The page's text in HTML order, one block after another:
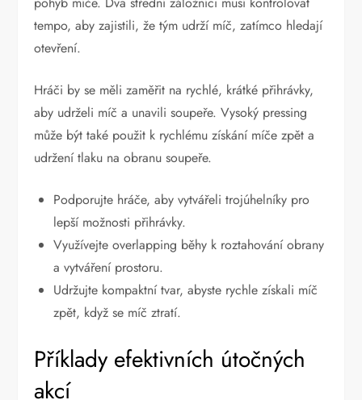
tempo, aby zajistili, že tým udrží míč, zatímco hledají
otevření.
Hráči by se měli zaměřit na rychlé, krátké přihrávky,
aby udrželi míč a unavili soupeře. Vysoký pressing
může být také použit k rychlému získání míče zpět a
udržení tlaku na obranu soupeře.
Podporujte hráče, aby vytvářeli trojúhelníky pro
lepší možnosti přihrávky.
Využívejte overlapping běhy k roztahování obrany
a vytváření prostoru.
Udržujte kompaktní tvar, abyste rychle získali míč
zpět, když se míč ztratí.
Příklady efektivních útočných
akcí